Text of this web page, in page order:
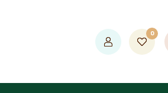
0